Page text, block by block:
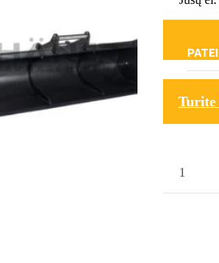
Turite